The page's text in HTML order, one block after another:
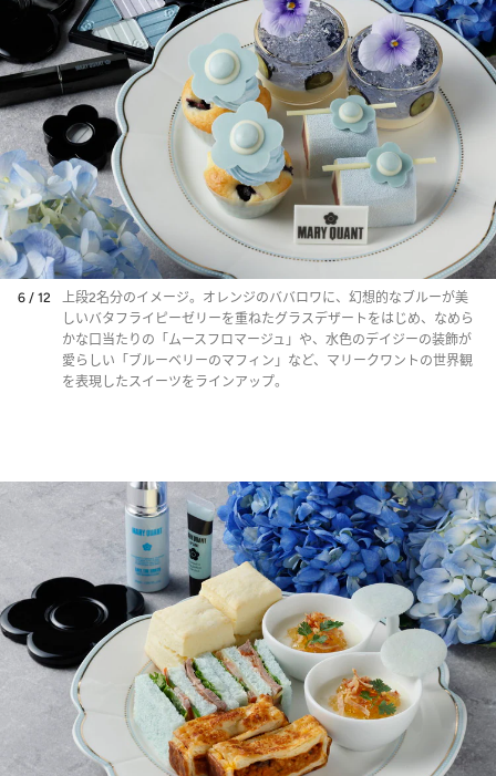
6 / 12
上段2名分のイメージ。オレンジのババロワに、幻想的なブルーが美
しいバタフライピーゼリーを重ねたグラスデザートをはじめ、なめら
かな口当たりの「ムースフロマージュ」や、水色のデイジーの装飾が
愛らしい「ブルーベリーのマフィン」など、マリークワントの世界観
を表現したスイーツをラインアップ。